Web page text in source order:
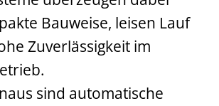
Bauweise, leisen Lauf
Zuverlässigkeit im
sind automatische